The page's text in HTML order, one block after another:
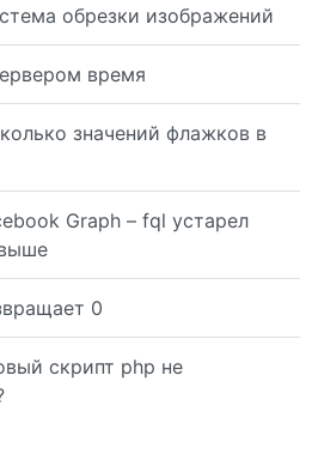
обрезки изображений
время
значений флажков в
Graph – fql устарел
0
скрипт php не